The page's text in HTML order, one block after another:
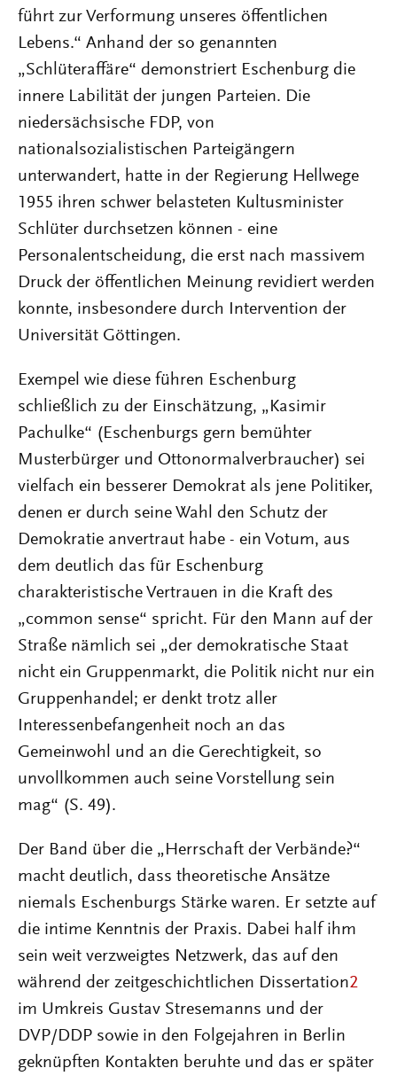
führt zur Verformung unseres öffentlichen
Lebens.“ Anhand der so genannten
„Schlüteraffäre“ demonstriert Eschenburg die
innere Labilität der jungen Parteien. Die
niedersächsische FDP, von
nationalsozialistischen Parteigängern
unterwandert, hatte in der Regierung Hellwege
1955 ihren schwer belasteten Kultusminister
Schlüter durchsetzen können - eine
Personalentscheidung, die erst nach massivem
Druck der öffentlichen Meinung revidiert werden
konnte, insbesondere durch Intervention der
Universität Göttingen.
Exempel wie diese führen Eschenburg
schließlich zu der Einschätzung, „Kasimir
Pachulke“ (Eschenburgs gern bemühter
Musterbürger und Ottonormalverbraucher) sei
vielfach ein besserer Demokrat als jene Politiker,
denen er durch seine Wahl den Schutz der
Demokratie anvertraut habe - ein Votum, aus
dem deutlich das für Eschenburg
charakteristische Vertrauen in die Kraft des
„common sense“ spricht. Für den Mann auf der
Straße nämlich sei „der demokratische Staat
nicht ein Gruppenmarkt, die Politik nicht nur ein
Gruppenhandel; er denkt trotz aller
Interessenbefangenheit noch an das
Gemeinwohl und an die Gerechtigkeit, so
unvollkommen auch seine Vorstellung sein
mag“ (S. 49).
Der Band über die „Herrschaft der Verbände?“
macht deutlich, dass theoretische Ansätze
niemals Eschenburgs Stärke waren. Er setzte auf
die intime Kenntnis der Praxis. Dabei half ihm
sein weit verzweigtes Netzwerk, das auf den
während der zeitgeschichtlichen Dissertation2
im Umkreis Gustav Stresemanns und der
DVP/DDP sowie in den Folgejahren in Berlin
geknüpften Kontakten beruhte und das er später